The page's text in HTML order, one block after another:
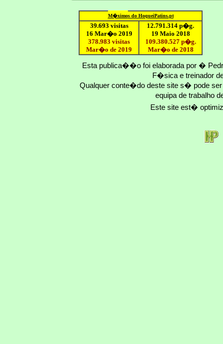
M�ximos do HoqueiPatins.pt
39.693 visitas
16 Mar�o 2019
378.983 visitas
Mar�o de 2019
12.791.314 p�g.
19 Maio 2018
109.380.527p�g.
Mar�o de 2018
Esta publica��o foi elaborada por �
F�sica e treinador
Qualquer conte�do deste site s� pode
equipa de trabalho
Este site est�